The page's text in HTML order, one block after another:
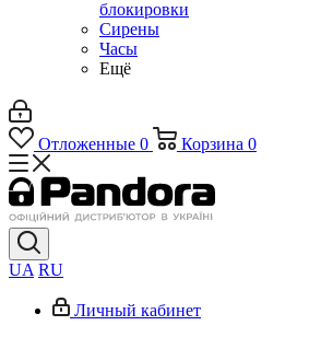
блокировки
Сирены
Часы
Ещё
Отложенные 0 Корзина 0
UA RU
Личный кабинет